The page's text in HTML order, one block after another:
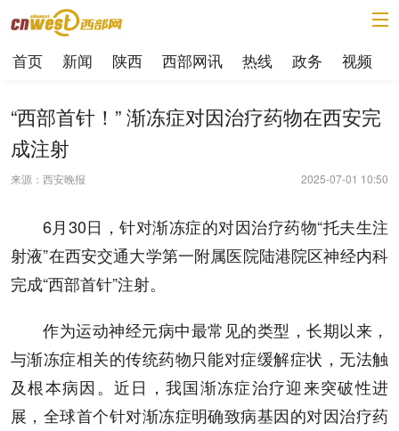
首页 新闻 陕西 西部网讯 热线 政务 视频
“西部首针！” 渐冻症对因治疗药物在西安完
成注射
来源：西安晚报 2025-07-01 10:50
6月30日，针对渐冻症的对因治疗药物“托夫生注
射液”在西安交通大学第一附属医院陆港院区神经内科
完成“西部首针”注射。
作为运动神经元病中最常见的类型，长期以来，
与渐冻症相关的传统药物只能对症缓解症状，无法触
及根本病因。近日，我国渐冻症治疗迎来突破性进
展，全球首个针对渐冻症明确致病基因的对因治疗药